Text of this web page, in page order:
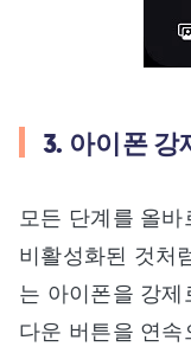
3. 아이폰 강
모든 단계를 올
비활성화된 것처
는 아이폰을 강
다운 버튼을 연속